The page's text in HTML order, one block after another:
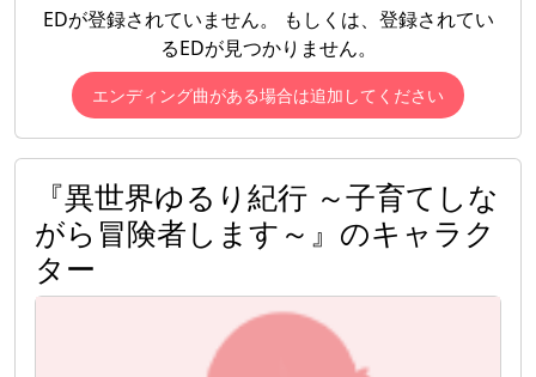
EDが登録されていません。 もしくは、登録されてい
るEDが見つかりません。
エンディング曲がある場合は追加してください
『異世界ゆるり紀行 ～子育てしな
がら冒険者します～』のキャラク
ター